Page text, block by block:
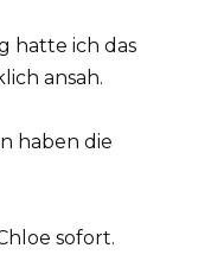
hatte ich das
ansah.
haben die
sofort.